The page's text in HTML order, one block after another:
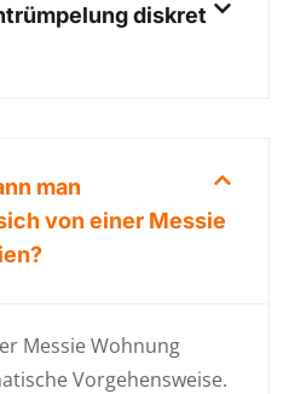
diskret
man
von einer Messie
Messie Wohnung
Vorgehensweise.